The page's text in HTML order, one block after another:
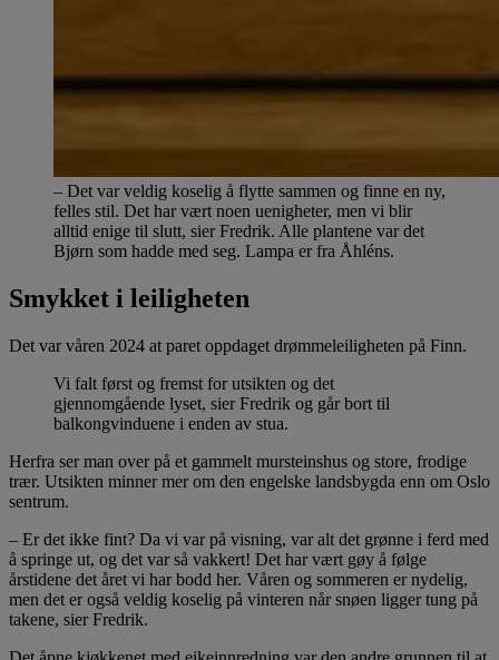
– Det var veldig koselig å flytte sammen og finne en ny,
felles stil. Det har vært noen uenigheter, men vi blir
alltid enige til slutt, sier Fredrik. Alle plantene var det
Bjørn som hadde med seg. Lampa er fra Åhléns.
Smykket i leiligheten
Det var våren 2024 at paret oppdaget drømmeleiligheten på Finn.
Vi falt først og fremst for utsikten og det
gjennomgående lyset, sier Fredrik og går bort til
balkongvinduene i enden av stua.
Herfra ser man over på et gammelt mursteinshus og store, frodige
trær. Utsikten minner mer om den engelske landsbygda enn om Oslo
sentrum.
– Er det ikke fint? Da vi var på visning, var alt det grønne i ferd med
å springe ut, og det var så vakkert! Det har vært gøy å følge
årstidene det året vi har bodd her. Våren og sommeren er nydelig,
men det er også veldig koselig på vinteren når snøen ligger tung på
takene, sier Fredrik.